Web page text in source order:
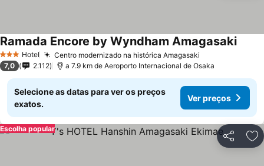
3 EstrelasHotel Centro modernizado na histórica Amagasaki
Ramada Encore by Wyndham AmagasakiVer
7,0 2.112 a 7.9 km de Aeroporto Internacional de Osaka
Selecione as datas para ver os preços
exatos.
Ver preços
Partilhar
Escolha popular